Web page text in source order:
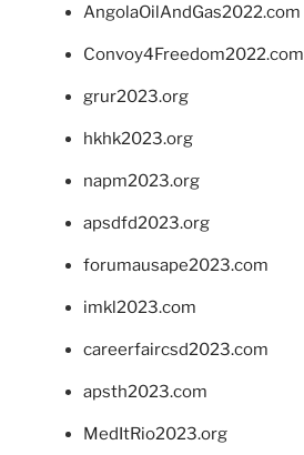
AngolaOilAndGas2022.com
Convoy4Freedom2022.com
grur2023.org
hkhk2023.org
napm2023.org
apsdfd2023.org
forumausape2023.com
imkl2023.com
careerfaircsd2023.com
apsth2023.com
MedItRio2023.org